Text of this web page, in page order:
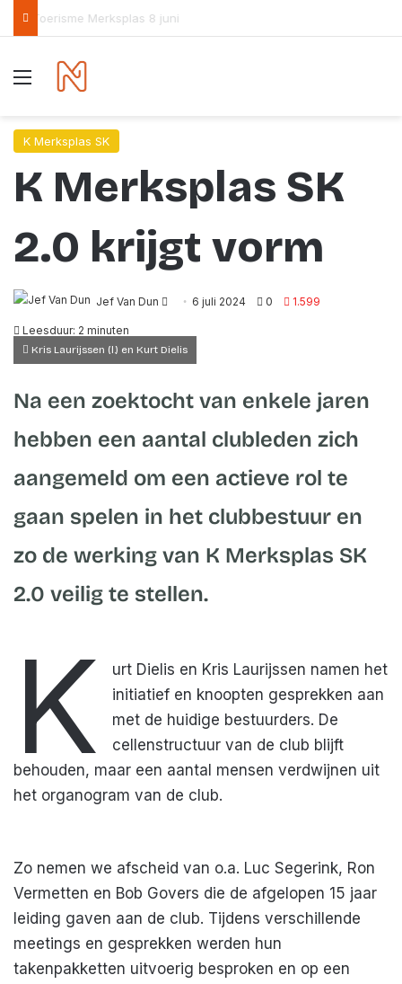
Menu
K Merksplas SK
K Merksplas SK
2.0 krijgt vorm
Jef Van Dun
Send
email
6 juli 2024 0 1.599
Leesduur: 2 minuten
Kris Laurijssen (l.) en Kurt Dielis
Na een zoektocht van enkele jaren
hebben een aantal clubleden zich
aangemeld om een actieve rol te
gaan spelen in het clubbestuur en
zo de werking van K Merksplas SK
2.0 veilig te stellen.
K
urt Dielis en Kris Laurijssen namen het
initiatief en knoopten gesprekken aan
met de huidige bestuurders. De
cellenstructuur van de club blijft
behouden, maar een aantal mensen verdwijnen uit
het organogram van de club.
Zo nemen we afscheid van o.a. Luc Segerink, Ron
Vermetten en Bob Govers die de afgelopen 15 jaar
leiding gaven aan de club. Tijdens verschillende
meetings en gesprekken werden hun
takenpakketten uitvoerig besproken en op een